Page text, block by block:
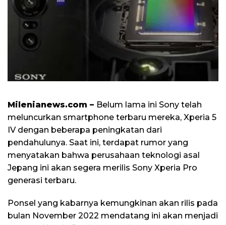
Milenianews.com – Belum lama ini Sony telah
meluncurkan smartphone terbaru mereka, Xperia 5
IV dengan beberapa peningkatan dari
pendahulunya. Saat ini, terdapat rumor yang
menyatakan bahwa perusahaan teknologi asal
Jepang ini akan segera merilis Sony Xperia Pro
generasi terbaru.
Ponsel yang kabarnya kemungkinan akan rilis pada
bulan November 2022 mendatang ini akan menjadi